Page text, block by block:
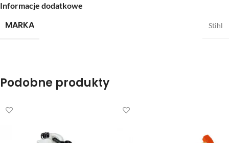
Informacje dodatkowe
MARKA Stihl
Podobne produkty